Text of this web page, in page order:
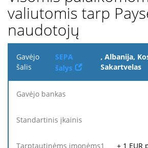
valiutomis tarp
naudotojų
Gavėjo
šalis
Gavėjo
Standartinis
SEPA
šalys
, Albanija,
Sakartvelas
+ 1 EUR